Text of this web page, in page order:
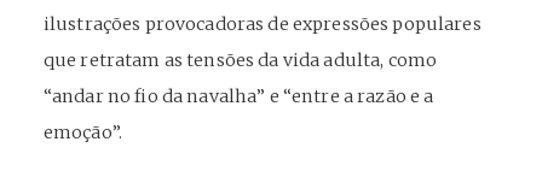
ilustrações provocadoras de expressões populares
que retratam as tensões da vida adulta, como
“andar no fio da navalha” e “entre a razão e a
emoção”.